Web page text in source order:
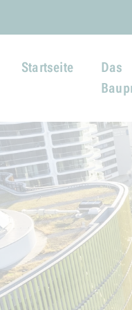
Startseite
Das